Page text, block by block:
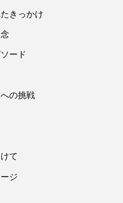
きっかけ
ード
の挑戦
て
ジ